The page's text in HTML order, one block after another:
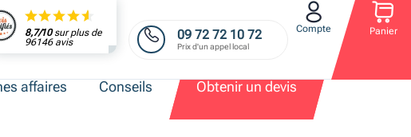
8,7/10sur plus de
96146 avis
09 72 72 10 72
Prix d'un appel local
Compte Panier
affaires Conseils Obtenir un devis